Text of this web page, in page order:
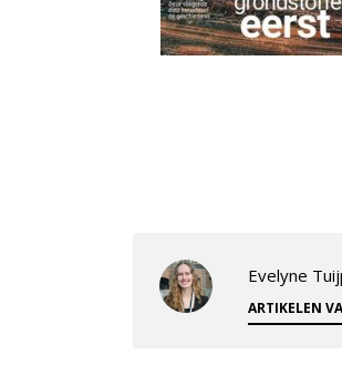
Evelyne
ARTIKELEN